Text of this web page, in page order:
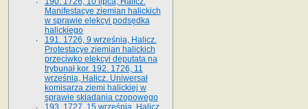
Manifestacye ziemian halickich
w sprawie elekcyi podsędka
halickiego
191. 1726, 9 września, Halicz.
Protestacye ziemian halickich
przeciwko elekcyi deputata na
trybunał kor. 192. 1726, 11
września, Halicz. Uniwersał
komisarza ziemi halickiej w
sprawie składania czopowego
193. 1727, 15 września, Halicz.